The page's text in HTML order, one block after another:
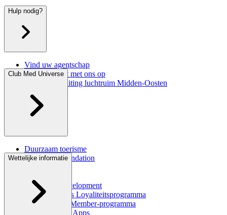
Hulp nodig?
Vind uw agentschap
Neem contact met ons op
Informatie sluiting luchtruim Midden-Oosten
Club Med Universe
Duurzaam toerisme
Corporate Foundation
Club Med Development
Great Members Loyaliteitsprogramma
Member Gets Member-programma
iPhone & iPad Apps
Wettelijke informatie